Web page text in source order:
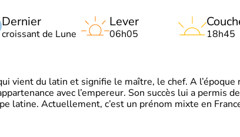
Dernier
croissant de Lune
Lever
06h05 18h45
vient du latin et signifie le maître, le chef. A l’époque
avec l’empereur. Son succès lui a permis
latine. Actuellement, c’est un prénom mixte en